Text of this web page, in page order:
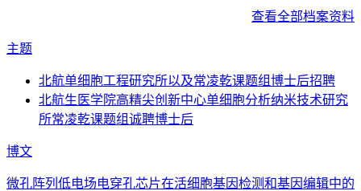
查看全部档案资料
主题
北航单细胞工程研究所以及常凌乾课题组博士后招聘
北航生医学院高精尖创新中心单细胞分析纳米技术研究
所常凌乾课题组诚聘博士后
博文
微孔阵列低电场电穿孔芯片在活细胞基因检测和基因编辑中的